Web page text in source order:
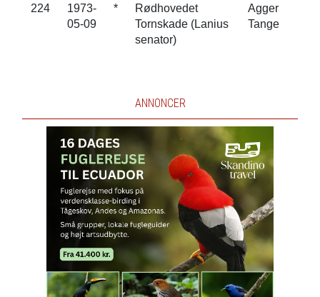
224
1973-
05-09
*
Rødhovedet
Tornskade (Lanius
senator)
Agger
Tange
ANNONCER